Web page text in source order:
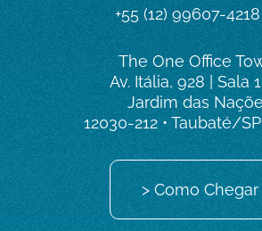
+55 (12) 99607-4218
The One Office
Av. Itália, 928 | Sala
Jardim das
12030-212 • Taubaté/
> Como Chegar